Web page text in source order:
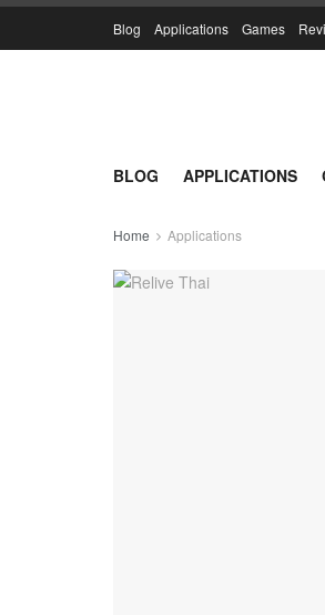
Blog Applications Games
BLOG APPLICATIONS
Home Applications